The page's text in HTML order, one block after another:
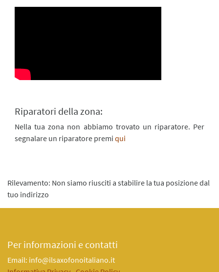
Riparatori della zona:
Nella tua zona non abbiamo trovato un riparatore. Per
segnalare un riparatore premi qui
Rilevamento: Non siamo riusciti a stabilire la tua posizione dal
tuo indirizzo
Per informazioni e contatti
Email: info@ilsaxofonoitaliano.it